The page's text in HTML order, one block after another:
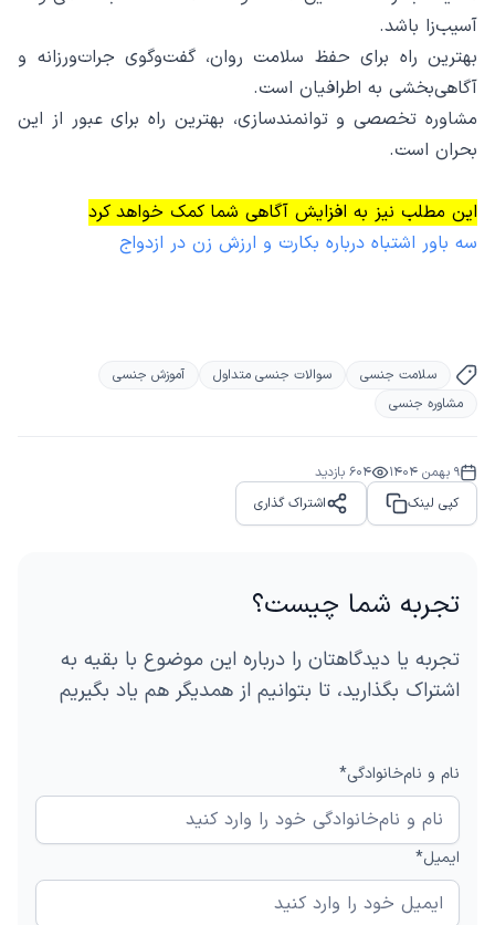
آسیب‌زا باشد.
بهترین راه برای حفظ سلامت روان، گفت‌وگوی جرات‌ورزانه و
آگاهی‌بخشی به اطرافیان است.
مشاوره تخصصی و توانمندسازی، بهترین راه برای عبور از این
بحران است.
این مطلب نیز به افزایش آگاهی شما کمک خواهد کرد
سه باور اشتباه درباره بکارت و ارزش زن در ازدواج
سلامت جنسی سوالات جنسی متداول
آموزش جنسی
مشاوره جنسی
9 بهمن 1404 604 بازدید
کپی لینک
اشتراک گذاری
Share
تجربه شما چیست؟
تجربه یا دیدگاهتان را درباره این موضوع با بقیه به
اشتراک بگذارید، تا بتوانیم از همدیگر هم یاد بگیریم
نام و نام‌خانوادگی*
ایمیل*